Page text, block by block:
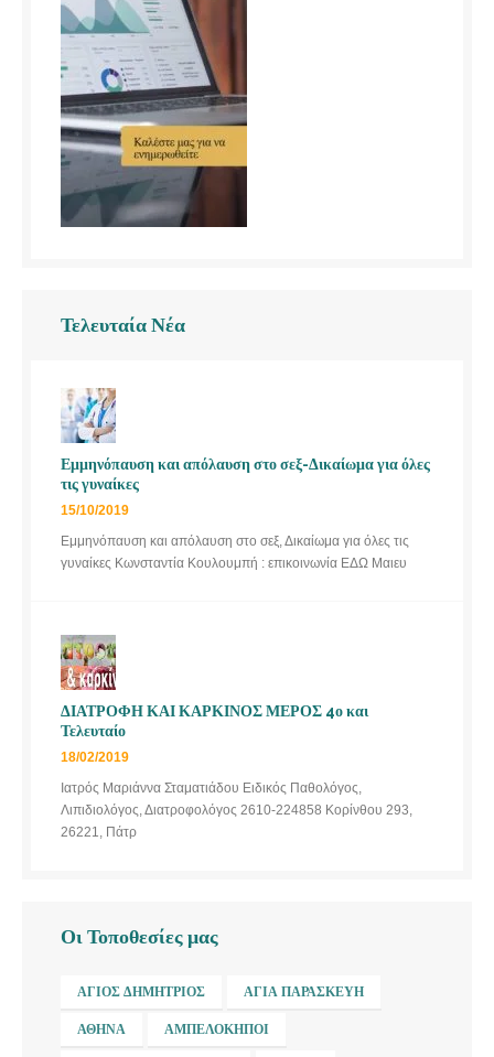
Τελευταία Νέα
Εμμηνόπαυση και απόλαυση στο σεξ-Δικαίωμα για όλες
τις γυναίκες
15/10/2019
Εμμηνόπαυση και απόλαυση στο σεξ, Δικαίωμα για όλες τις
γυναίκες Κωνσταντία Κουλουμπή : επικοινωνία ΕΔΩ Μαιευ
ΔΙΑΤΡΟΦΗ ΚΑΙ ΚΑΡΚΙΝΟΣ ΜΕΡΟΣ 4ο και
Τελευταίο
18/02/2019
Ιατρός Μαριάννα Σταματιάδου Ειδικός Παθολόγος,
Λιπιδιολόγος, Διατροφολόγος 2610-224858 Κορίνθου 293,
26221, Πάτρ
Οι Τοποθεσίες μας
ΆΓΙΟΣ ΔΗΜΉΤΡΙΟΣ ΑΓΊΑ ΠΑΡΑΣΚΕΥΉ
ΑΘΉΝΑ ΑΜΠΕΛΌΚΗΠΟΙ